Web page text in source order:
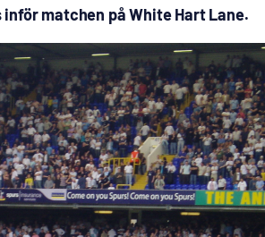
matchen på White Hart Lane.